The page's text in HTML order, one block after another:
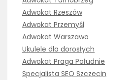
Adwokat Rzeszów
Adwokat Przemyśl
Adwokat Warszawa
Ukulele dla dorosłych
Adwokat Praga Południe
Specjalista SEO Szczecin